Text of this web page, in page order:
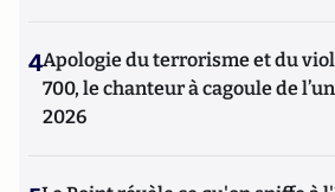
4Apologie du terrorisme et du
700, le chanteur à cagoule de
2026